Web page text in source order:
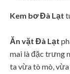
Kem bơ Đà Lạt
Ăn vặt Đà Lạt
mai là đặc trưng
ta vừa tò mò, vừa